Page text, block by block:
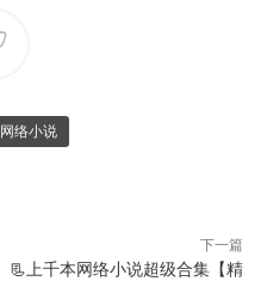
网络小说
下一篇
📃上千本网络小说超级合集【精